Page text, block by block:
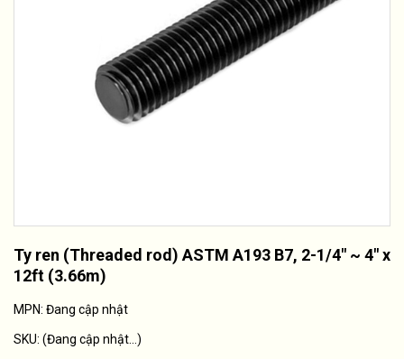
Ty ren (Threaded rod) ASTM A193 B7, 2-1/4" ~ 4" x
12ft (3.66m)
MPN: Đang cập nhật
SKU: (Đang cập nhật...)